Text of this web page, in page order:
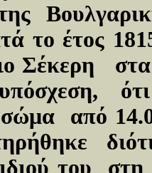
το έτος
Σέκερη στα
σώμα από
του